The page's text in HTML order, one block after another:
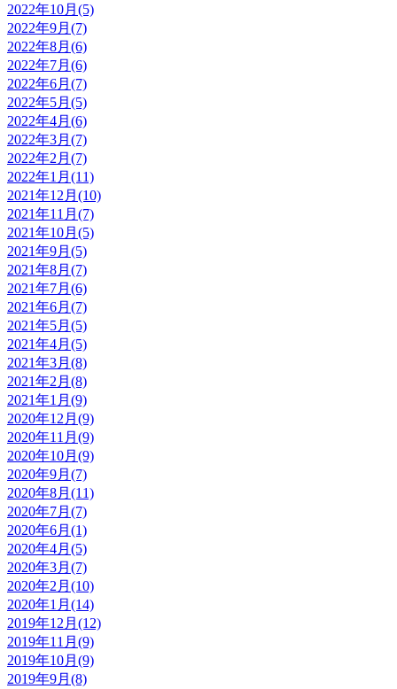
2022年10月(5)
2022年9月(7)
2022年8月(6)
2022年7月(6)
2022年6月(7)
2022年5月(5)
2022年4月(6)
2022年3月(7)
2022年2月(7)
2022年1月(11)
2021年12月(10)
2021年11月(7)
2021年10月(5)
2021年9月(5)
2021年8月(7)
2021年7月(6)
2021年6月(7)
2021年5月(5)
2021年4月(5)
2021年3月(8)
2021年2月(8)
2021年1月(9)
2020年12月(9)
2020年11月(9)
2020年10月(9)
2020年9月(7)
2020年8月(11)
2020年7月(7)
2020年6月(1)
2020年4月(5)
2020年3月(7)
2020年2月(10)
2020年1月(14)
2019年12月(12)
2019年11月(9)
2019年10月(9)
2019年9月(8)